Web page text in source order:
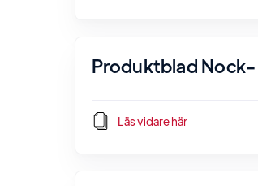
Produktblad
Läs vidare här